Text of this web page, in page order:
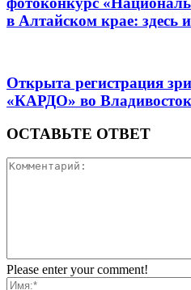
в Алтайском крае: здесь
Открыта регистрация
«КАРДО» во
ОСТАВЬТЕ ОТВЕТ
Please enter your comment!